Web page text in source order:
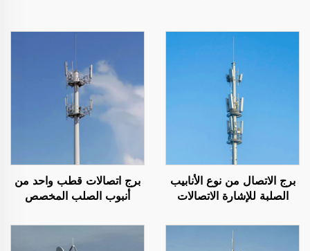
برج الاتصال من نوع الأنابيب
الصلبة للإشارة الاتصالات
برج اتصالات قطب واحد من
أنبوب الصلب المخصص